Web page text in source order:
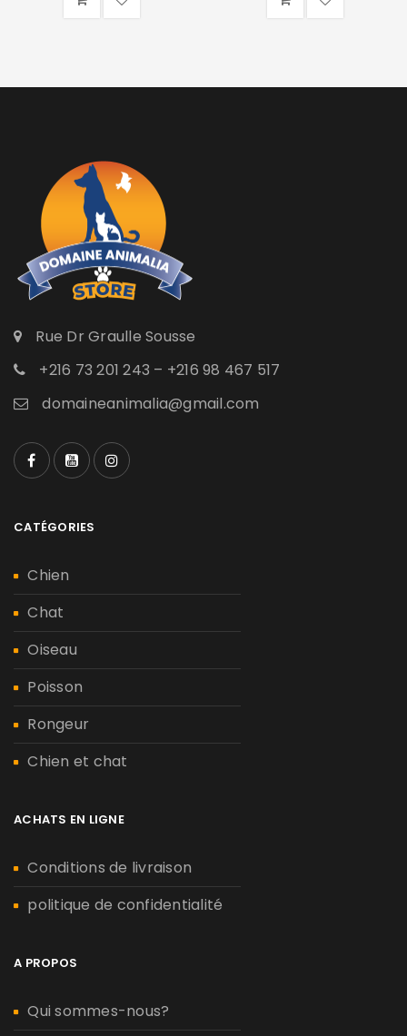
Rue Dr Graulle Sousse
+216 73 201 243 – +216 98 467 517
domaineanimalia@gmail.com
CATÉGORIES
Chien
Chat
Oiseau
Poisson
Rongeur
Chien et chat
ACHATS EN LIGNE
Conditions de livraison
politique de confidentialité
A PROPOS
Qui sommes-nous?